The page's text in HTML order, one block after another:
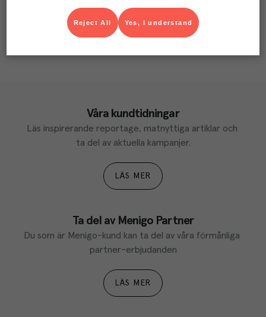
Våra kundtidningar
Läs inspirerande reportage, matnyttiga artiklar och
ta del av aktuella kampanjer.
LÄS MER
Ta del av Menigo Partner
Du som är Menigo-kund kan ta del av våra förmånliga
partner-erbjudanden
LÄS MER
Yes, I understand
Reject All